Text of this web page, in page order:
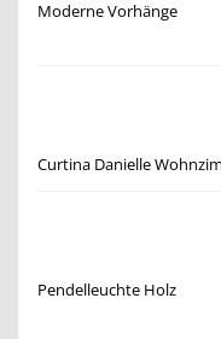
Moderne Vorhänge
Curtina Danielle
Pendelleuchte Holz